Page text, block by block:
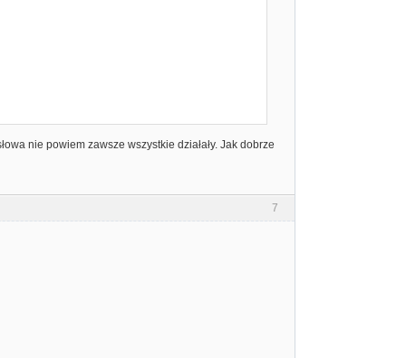
nie powiem zawsze wszystkie działały. Jak dobrze
7